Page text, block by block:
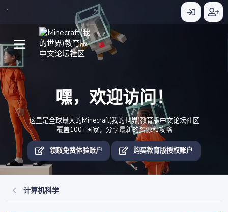
嘿，欢迎访问！
这里是全球最大的Minecraft(我的世界)教育版中文论坛社区
覆盖100+国家，分享最新的资源和攻略
领取免费体验账户 购买教育版授权账户
计算机科学